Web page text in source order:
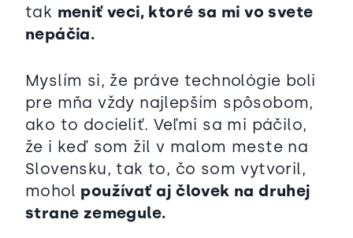
tak meniť veci, ktoré sa mi vo svete
nepáčia.
Myslím si, že práve technológie boli
pre mňa vždy najlepším spôsobom,
ako to docieliť. Veľmi sa mi páčilo,
že i keď som žil v malom meste na
Slovensku, tak to, čo som vytvoril,
mohol používať aj človek na druhej
strane zemegule.